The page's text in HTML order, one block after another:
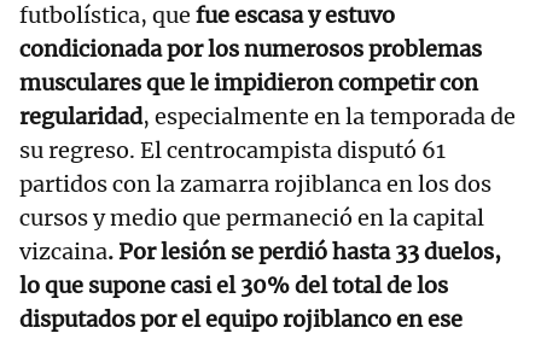
futbolística, que fue escasa y estuvo
condicionada por los numerosos problemas
musculares que le impidieron competir con
regularidad, especialmente en la temporada de
su regreso. El centrocampista disputó 61
partidos con la zamarra rojiblanca en los dos
cursos y medio que permaneció en la capital
vizcaina. Por lesión se perdió hasta 33 duelos,
lo que supone casi el 30% del total de los
disputados por el equipo rojiblanco en ese